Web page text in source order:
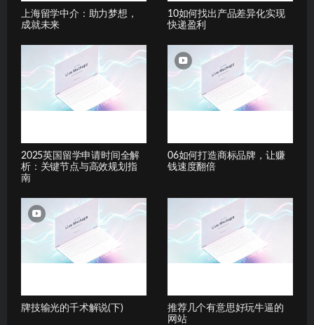
上海留学中介：助力梦想，
成就未来
10如何找出产品差异化实现
快递盈利
2025英国留学申请时间全解
析：关键节点与高效规划指
南
06如何打造商标品牌，让赚
钱速度翻倍
牌技输光的千术解说(下)
推荐几个有意思好玩牛逼的
网站